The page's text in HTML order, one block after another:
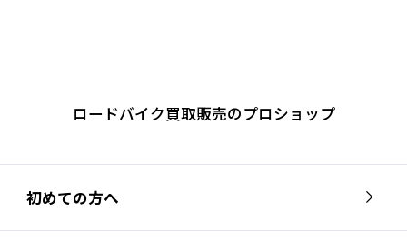
ロードバイク買取販売のプロショップ
初めての方へ